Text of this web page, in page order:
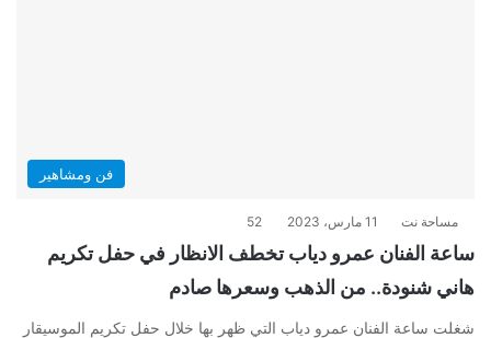
فن ومشاهير
مساحة نت 11 مارس، 2023 52
ساعة الفنان عمرو دياب تخطف الانظار في حفل تكريم
هاني شنودة.. من الذهب وسعرها صادم
شغلت ساعة الفنان عمرو دياب التي ظهر بها خلال حفل تكريم الموسيقار